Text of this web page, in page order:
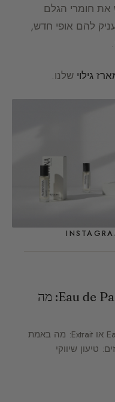
חומרי הגלם
להם אופי חדש,
גילוי שלנו.
Eau de Toilette לעומת Eau de Parfum: מה
תוכן ענייניםEau de Toilette, Eau de Parfum או Extrait: מה באמת
טיעון שיווקי